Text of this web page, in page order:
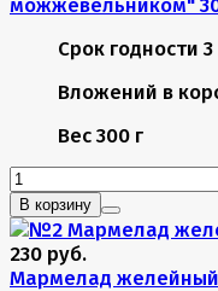
Срок годности
Вложений в
Вес 300 г
В корзину
230 руб.
Мармелад желейный